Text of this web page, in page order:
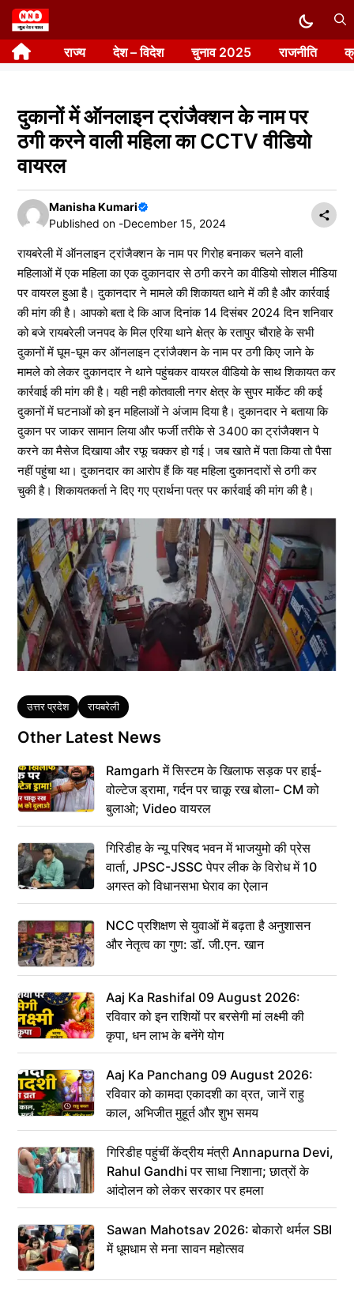
Skip
to
content राज्य देश – विदेश चुनाव 2025 राजनीति
दुकानों में ऑनलाइन ट्रांजैक्शन के नाम पर
ठगी करने वाली महिला का CCTV वीडियो
वायरल
Manisha Kumari
Published on -December 15, 2024
रायबरेली में ऑनलाइन ट्रांजैक्शन के नाम पर गिरोह बनाकर चलने वाली
महिलाओं में एक महिला का एक दुकानदार से ठगी करने का वीडियो सोशल मीडिया
पर वायरल हुआ है। दुकानदार ने मामले की शिकायत थाने में की है और कार्रवाई
की मांग की है। आपको बता दे कि आज दिनांक 14 दिसंबर 2024 दिन शनिवार
को बजे रायबरेली जनपद के मिल एरिया थाने क्षेत्र के रतापुर चौराहे के सभी
दुकानों में घूम-घूम कर ऑनलाइन ट्रांजैक्शन के नाम पर ठगी किए जाने के
मामले को लेकर दुकानदार ने थाने पहुंचकर वायरल वीडियो के साथ शिकायत कर
कार्रवाई की मांग की है। यही नही कोतवाली नगर क्षेत्र के सुपर मार्केट की कई
दुकानों में घटनाओं को इन महिलाओं ने अंजाम दिया है। दुकानदार ने बताया कि
दुकान पर जाकर सामान लिया और फर्जी तरीके से 3400 का ट्रांजैक्शन पे
करने का मैसेज दिखाया और रफू चक्कर हो गई। जब खाते में पता किया तो पैसा
नहीं पहुंचा था। दुकानदार का आरोप हैं कि यह महिला दुकानदारों से ठगी कर
चुकी है। शिकायतकर्ता ने दिए गए प्रार्थना पत्र पर कार्रवाई की मांग की है।
Tags
उत्तर प्रदेश रायबरेली
Other Latest News
Ramgarh में सिस्टम के खिलाफ सड़क पर हाई-
वोल्टेज ड्रामा, गर्दन पर चाकू रख बोला- CM को
बुलाओ; Video वायरल
गिरिडीह के न्यू परिषद भवन में भाजयुमो की प्रेस
वार्ता, JPSC-JSSC पेपर लीक के विरोध में 10
अगस्त को विधानसभा घेराव का ऐलान
NCC प्रशिक्षण से युवाओं में बढ़ता है अनुशासन
और नेतृत्व का गुण: डॉ. जी.एन. खान
Aaj Ka Rashifal 09 August 2026:
रविवार को इन राशियों पर बरसेगी मां लक्ष्मी की
कृपा, धन लाभ के बनेंगे योग
Aaj Ka Panchang 09 August 2026:
रविवार को कामदा एकादशी का व्रत, जानें राहु
काल, अभिजीत मुहूर्त और शुभ समय
गिरिडीह पहुंचीं केंद्रीय मंत्री Annapurna Devi,
Rahul Gandhi पर साधा निशाना; छात्रों के
आंदोलन को लेकर सरकार पर हमला
Sawan Mahotsav 2026: बोकारो थर्मल SBI
में धूमधाम से मना सावन महोत्सव